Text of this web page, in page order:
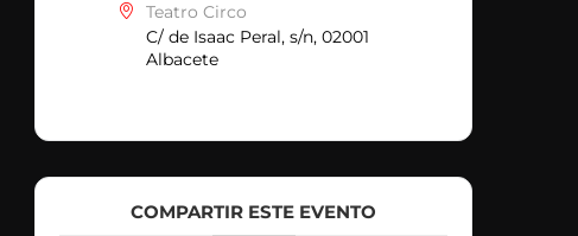
Teatro Circo
C/ de Isaac Peral, s/n, 02001
Albacete
COMPARTIR ESTE EVENTO